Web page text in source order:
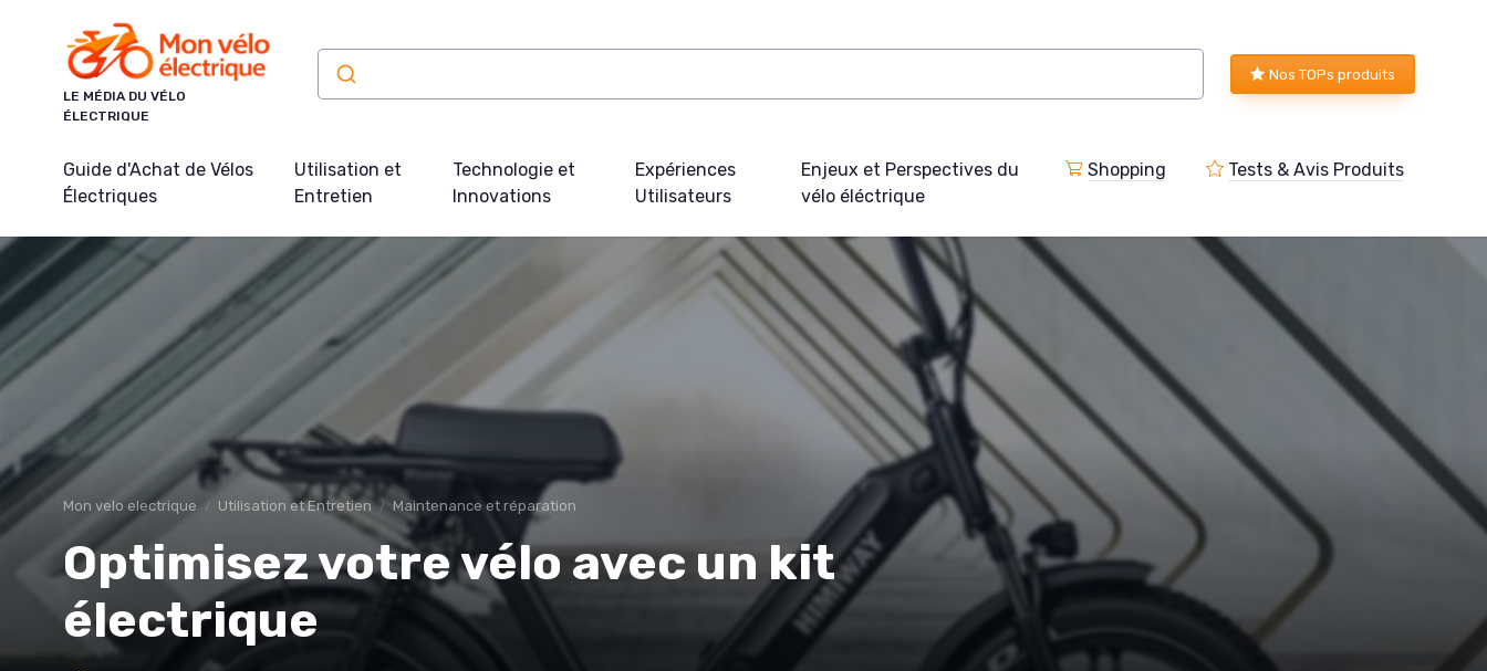
LE MÉDIA DU VÉLO
ÉLECTRIQUE
Nos TOPs produits
Guide d'Achat de Vélos
Électriques
Utilisation et
Entretien
Technologie et
Innovations
Expériences
Utilisateurs
Enjeux et Perspectives du
vélo éléctrique
Shopping Tests & Avis Produits
Mon velo electrique Utilisation et Entretien Maintenance et réparation
Optimisez votre vélo avec un kit
électrique